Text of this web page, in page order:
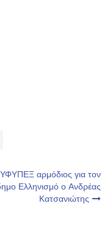
αρμόδιος για τον
Ελληνισμό ο Ανδρέας
Κατσανιώτης